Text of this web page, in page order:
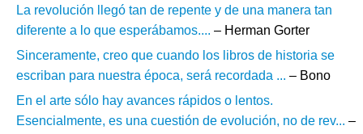
La revolución llegó tan de repente y de una manera tan
diferente a lo que esperábamos.... – Herman Gorter
Sinceramente, creo que cuando los libros de historia se
escriban para nuestra época, será recordada ... – Bono
En el arte sólo hay avances rápidos o lentos.
Esencialmente, es una cuestión de evolución, no de rev... –